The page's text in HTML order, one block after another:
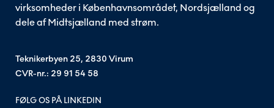
virksomheder i Københavnsområdet, Nordsjælland og
dele af Midtsjælland med strøm.
Teknikerbyen 25, 2830 Virum
CVR-nr.: 29 91 54 58
FØLG OS PÅ LINKEDIN